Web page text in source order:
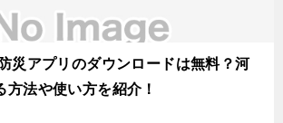
災アプリのダウンロードは無料？河
方法や使い方を紹介！